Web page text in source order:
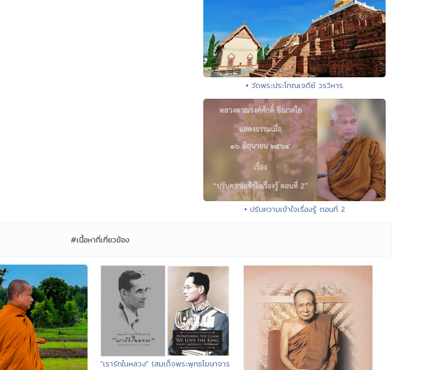
• วัดพระประโทณเจดีย์ วรวิหาร
• ปรับความเข้าใจเรื่องรู้ ตอนที่ 2
#เนื้อหาที่เกี่ยวข้อง
"เรารักในหลวง" (สมเด็จพระพุทธโฆษาจาร